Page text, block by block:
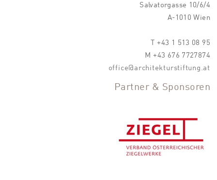
Salvatorgasse 10/6/4
A-1010 Wien
T +43 1 513 08 95
M +43 676 7727874
office@architekturstiftung.at
Partner & Sponsoren